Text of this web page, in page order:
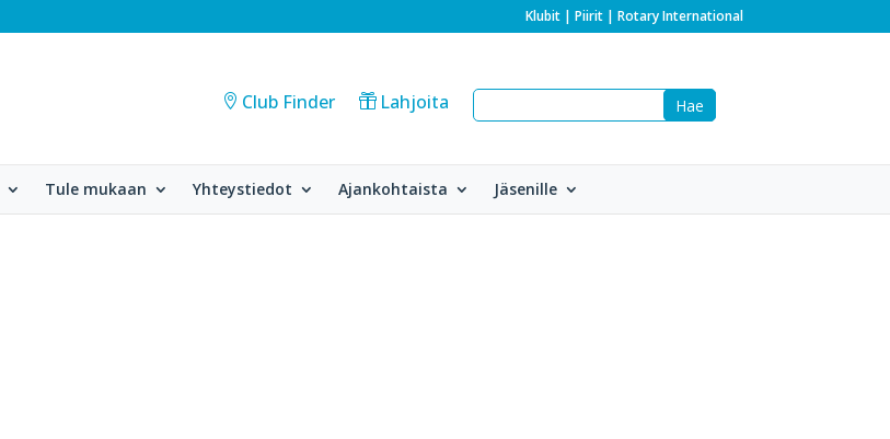
Klubit| Piirit| Rotary International
Club Finder Lahjoita
Tule mukaan Yhteystiedot Ajankohtaista Jäsenille